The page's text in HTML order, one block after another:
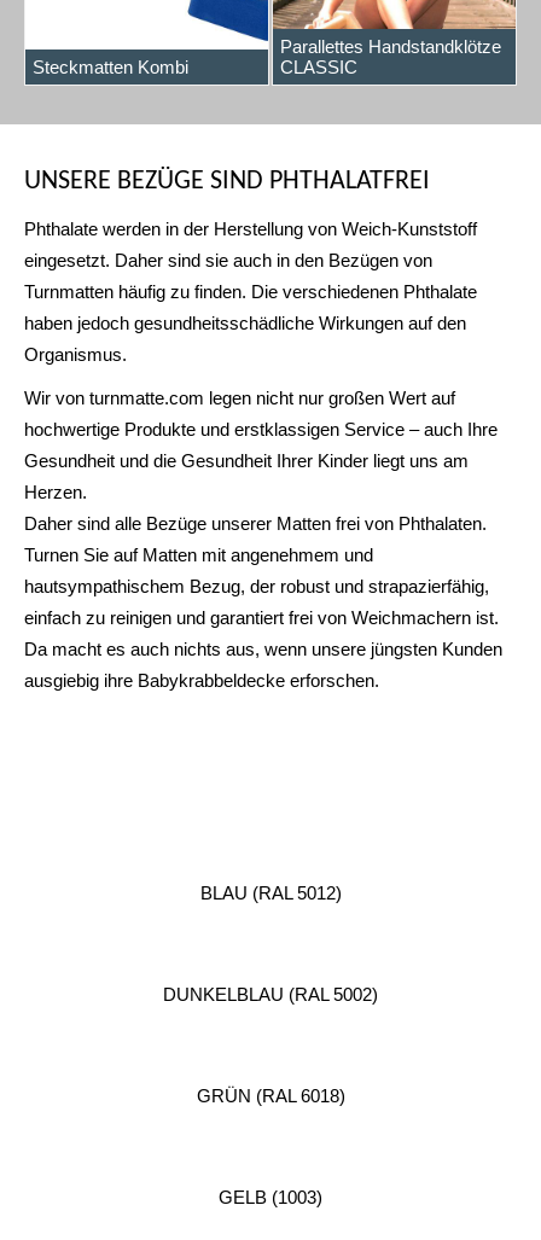
Steckmatten Kombi
Parallettes Handstandklötze
CLASSIC
UNSERE BEZÜGE SIND PHTHALATFREI
Phthalate werden in der Herstellung von Weich-Kunststoff
eingesetzt. Daher sind sie auch in den Bezügen von
Turnmatten häufig zu finden. Die verschiedenen Phthalate
haben jedoch gesundheitsschädliche Wirkungen auf den
Organismus.
Wir von turnmatte.com legen nicht nur großen Wert auf
hochwertige Produkte und erstklassigen Service – auch Ihre
Gesundheit und die Gesundheit Ihrer Kinder liegt uns am
Herzen.
Daher sind alle Bezüge unserer Matten frei von Phthalaten.
Turnen Sie auf Matten mit angenehmem und
hautsympathischem Bezug, der robust und strapazierfähig,
einfach zu reinigen und garantiert frei von Weichmachern ist.
Da macht es auch nichts aus, wenn unsere jüngsten Kunden
ausgiebig ihre Babykrabbeldecke erforschen.
BLAU (RAL 5012)
DUNKELBLAU (RAL 5002)
GRÜN (RAL 6018)
GELB (1003)